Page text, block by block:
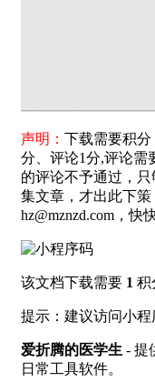
声明： 下载需要积分
分、评论1分,评论需
的评论不予通过，
集文章，才出此下
hz@mznzd.com，快
该文档下载需要 1 积
提示：建议访问小
爱折腾的医学生 - 提
日常工具软件。